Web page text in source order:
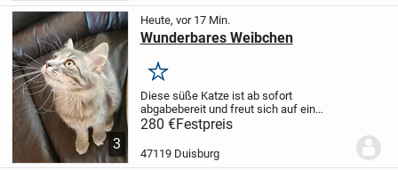
3
Heute, vor 17 Min.
Wunderbares Weibchen
Merken
Diese süße Katze ist ab sofort
abgabebereit und freut sich auf ein
liebevolles Zuhause.
05.April.2026
Kurzhaar (EKH)Papa: Britisch Kurzhaar
280 €Festpreis
47119 Duisburg